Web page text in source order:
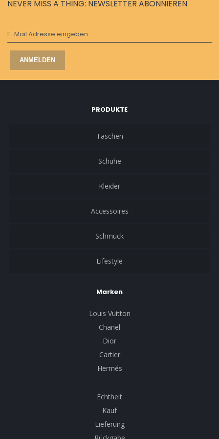
NEVER MISS A THING: NEWSLETTER ABONNIEREN
E-Mail Adresse eingeben
ANMELDEN
PRODUKTE
Taschen
Schuhe
Kleider
Accessoires
Schmuck
Lifestyle
Marken
Louis Vuitton
Chanel
Dior
Cartier
Hermés
Echtheit
Kauf
Lieferung